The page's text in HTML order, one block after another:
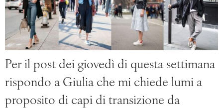
Per il post dei giovedì di questa settimana
rispondo a Giulia che mi chiede lumi a
proposito di capi di transizione da